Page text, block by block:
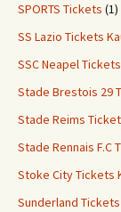
SPORTS Tickets (1)
SS Lazio Tickets
SSC Neapel
Stade Brestois 29
Stade Reims
Stade Rennais F.C
Stoke City Tickets
Sunderland